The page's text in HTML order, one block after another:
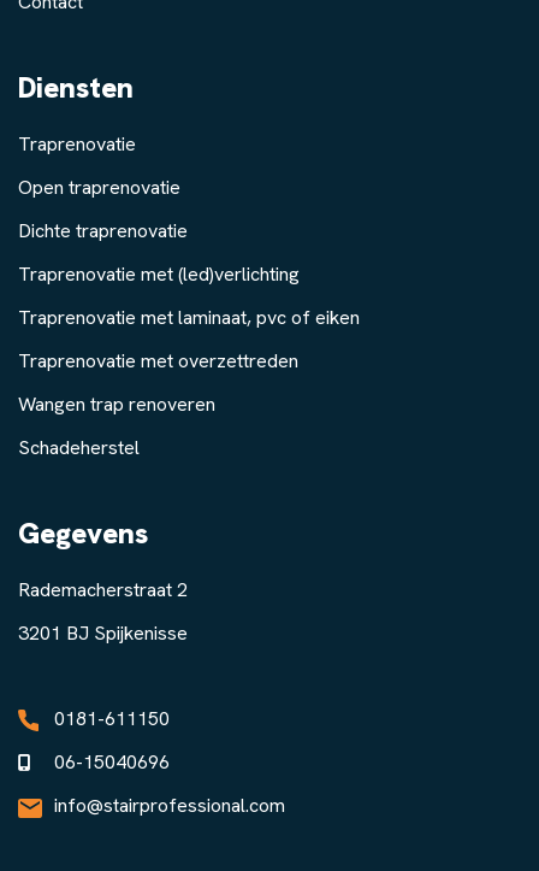
Diensten
Traprenovatie
Open traprenovatie
Dichte traprenovatie
Traprenovatie met (led)verlichting
Traprenovatie met laminaat, pvc of eiken
Traprenovatie met overzettreden
Wangen trap renoveren
Schadeherstel
Gegevens
Rademacherstraat 2
3201 BJ Spijkenisse
0181-611150
06-15040696
info@stairprofessional.com